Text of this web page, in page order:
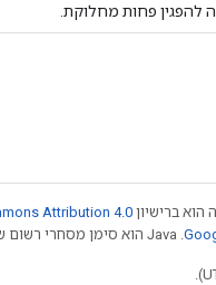
להפגין פחות מחלוקת.
ברישיון Attribution 4.0